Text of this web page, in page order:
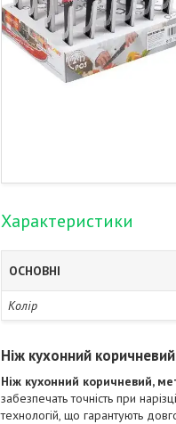
Характеристики
ОСНОВНІ
Колір
Ніж кухонний
Ніж кухонний коричневий,
забезпечать точність при
технологій, що гарантують